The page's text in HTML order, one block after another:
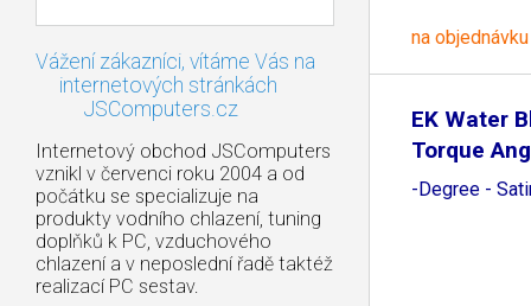
Vážení zákazníci, vítáme Vás na
internetových stránkách
JSComputers.cz
Internetový obchod JSComputers
vznikl v červenci roku 2004 a od
počátku se specializuje na
produkty vodního chlazení, tuning
doplňků k PC, vzduchového
chlazení a v neposlední řadě taktéž
realizací PC sestav.
na objednávku
EK Water
Torque
-Degree -